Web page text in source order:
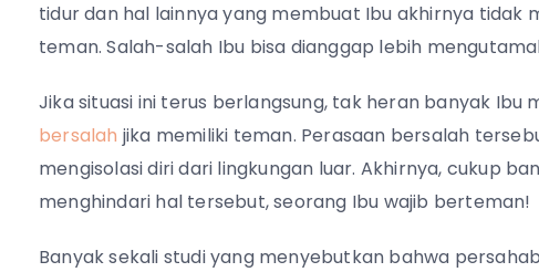
tidur dan hal lainnya yang membuat Ibu akhirnya tidak
teman. Salah-salah Ibu bisa dianggap lebih
Jika situasi ini terus berlangsung, tak heran banyak Ibu
bersalah jika memiliki teman. Perasaan bersalah
mengisolasi diri dari lingkungan luar. Akhirnya, cukup
menghindari hal tersebut, seorang Ibu wajib berteman!
Banyak sekali studi yang menyebutkan bahwa